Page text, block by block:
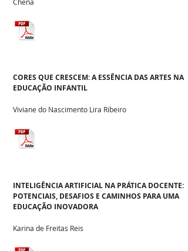
Viviane do Nascimento Lira Ribeiro
CORES QUE CRESCEM: A ESSÊNCIA DAS ARTES NA
EDUCAÇÃO INFANTIL
Karina de Freitas Reis
INTELIGÊNCIA ARTIFICIAL NA PRÁTICA DOCENTE:
POTENCIAIS, DESAFIOS E CAMINHOS PARA UMA
EDUCAÇÃO INOVADORA